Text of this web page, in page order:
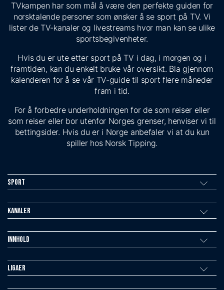
TVkampen har som mål å være den perfekte guiden for
norsktalende personer som ønsker å se sport på TV. Vi
lister de TV-kanaler og livestreams hvor man kan se ulike
sportsbegivenheter.
Hvis du er ute etter sport på TV i dag, i morgen og i
framtiden, kan du enkelt bruke vår oversikt. Bla gjennom
kalenderen for å se vår TV-guide til sport flere måneder
fram i tid.
For å forbedre underholdningen for de som reiser eller
som reiser eller bor utenfor Norges grenser, henviser vi til
bettingsider. Hvis du er i Norge anbefaler vi at du kun
spiller hos Norsk Tipping.
Sport
Kanaler
Innhold
Ligaer